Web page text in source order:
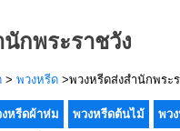
กพระราชวัง
> พวงหรีด >พวงหรีดส่งสำนักพระ
หรีดผ้าห่ม พวงหรีดต้นไม้ พว